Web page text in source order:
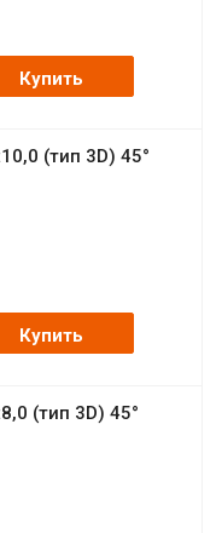
Купить
(тип 3D) 45°
Купить
(тип 3D) 45°